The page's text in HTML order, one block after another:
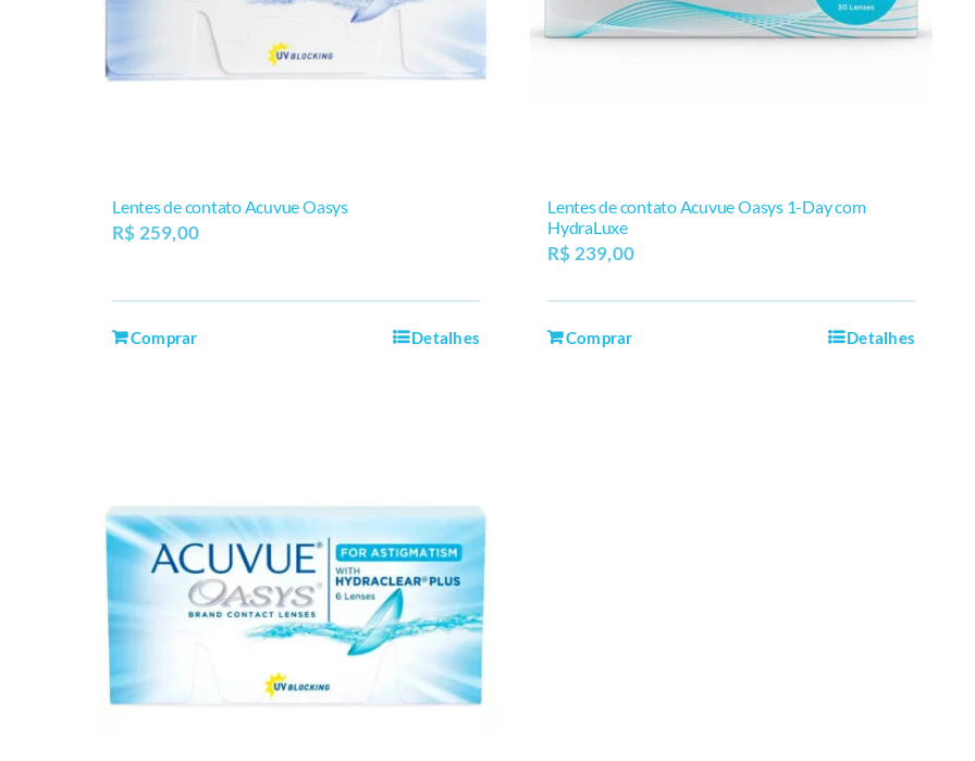
Lentes de contato Acuvue Oasys
R$ 259,00
Comprar Detalhes
Lentes de contato Acuvue Oasys 1-Day com
HydraLuxe
R$ 239,00
Comprar Detalhes